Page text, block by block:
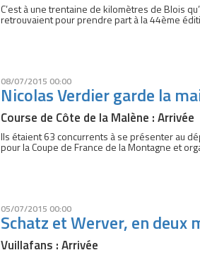
C’est à une trentaine de kilomètres de Blois
retrouvaient pour prendre part à la 44ème
08/07/2015 00:00
Nicolas Verdier garde la
Course de Côte de la Malène : Arrivée
Ils étaient 63 concurrents à se présenter au
pour la Coupe de France de la Montagne et
05/07/2015 00:00
Schatz et Werver, en deux
Vuillafans : Arrivée